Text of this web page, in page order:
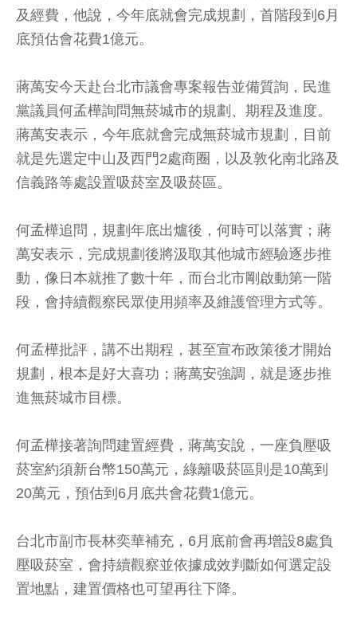
及經費，他說，今年底就會完成規劃，首階段到6月
底預估會花費1億元。
蔣萬安今天赴台北市議會專案報告並備質詢，民進
黨議員何孟樺詢問無菸城市的規劃、期程及進度。
蔣萬安表示，今年底就會完成無菸城市規劃，目前
就是先選定中山及西門2處商圈，以及敦化南北路及
信義路等處設置吸菸室及吸菸區。
何孟樺追問，規劃年底出爐後，何時可以落實；蔣
萬安表示，完成規劃後將汲取其他城市經驗逐步推
動，像日本就推了數十年，而台北市剛啟動第一階
段，會持續觀察民眾使用頻率及維護管理方式等。
何孟樺批評，講不出期程，甚至宣布政策後才開始
規劃，根本是好大喜功；蔣萬安強調，就是逐步推
進無菸城市目標。
何孟樺接著詢問建置經費，蔣萬安說，一座負壓吸
菸室約須新台幣150萬元，綠籬吸菸區則是10萬到
20萬元，預估到6月底共會花費1億元。
台北市副市長林奕華補充，6月底前會再增設8處負
壓吸菸室，會持續觀察並依據成效判斷如何選定設
置地點，建置價格也可望再往下降。